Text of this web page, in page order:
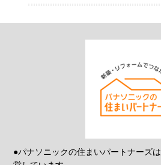
●パナソニックの住まいパートナーズ